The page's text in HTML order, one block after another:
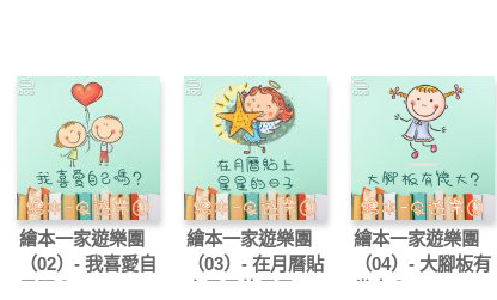
繪本一家遊樂團
（02）- 我喜愛自
繪本一家遊樂團
（03）- 在月曆貼
繪本一家遊樂團
（04）- 大腳板有